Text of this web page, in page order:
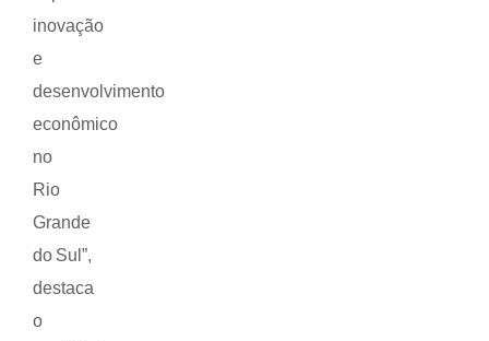
inovação
e
desenvolvimento
econômico
no
Rio
Grande
do Sul”,
destaca
o